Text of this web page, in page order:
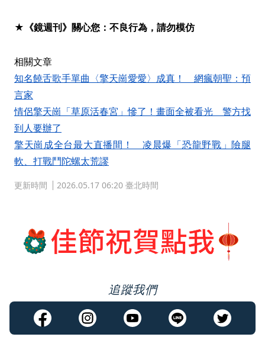
★《鏡週刊》關心您：不良行為，請勿模仿
相關文章
知名饒舌歌手單曲〈擎天崗愛愛〉成真！ 網瘋朝聖：預
言家
情侶擎天崗「草原活春宮」慘了！畫面全被看光 警方找
到人要辦了
擎天崗成全台最大直播間！ 凌晨爆「恐龍野戰」險腿
軟、打戰鬥陀螺太荒謬
更新時間 2026.05.17 06:20 臺北時間
追蹤我們